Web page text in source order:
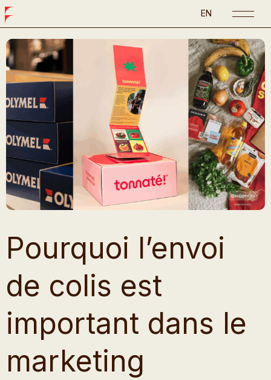
EN
Pourquoi l’envoi
de colis est
important dans le
marketing